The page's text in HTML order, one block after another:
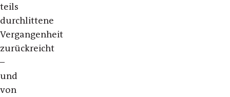
teils
durchlittene
Vergangenheit
zurückreicht
–
und
von